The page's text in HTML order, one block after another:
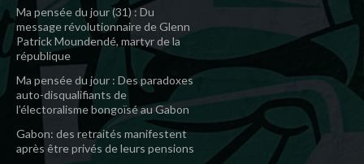
Ma pensée du jour (31) : Du
message révolutionnaire de Glenn
Patrick Moundendé, martyr de la
république
Ma pensée du jour : Des paradoxes
auto-disqualifiants de
l’électoralisme bongoïsé au Gabon
Gabon: des retraités manifestent
après être privés de leurs pensions